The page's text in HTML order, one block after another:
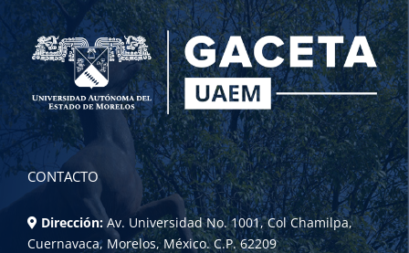
CONTACTO
Dirección: Av. Universidad No. 1001, Col Chamilpa,
Cuernavaca, Morelos, México. C.P. 62209